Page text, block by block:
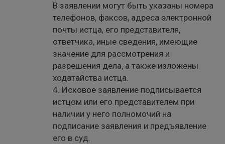
В заявлении могут быть указаны номера
телефонов, факсов, адреса электронной
почты истца, его представителя,
ответчика, иные сведения, имеющие
значение для рассмотрения и
разрешения дела, а также изложены
ходатайства истца.
4. Исковое заявление подписывается
истцом или его представителем при
наличии у него полномочий на
подписание заявления и предъявление
его в суд.